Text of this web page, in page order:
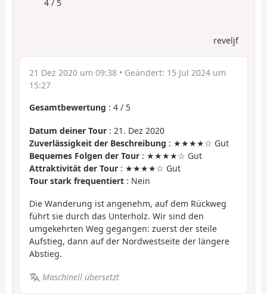
4 / 5
reveljf
21 Dez 2020 um 09:38 • Geändert: 15 Jul 2024 um
15:27
Gesamtbewertung : 4 / 5
Datum deiner Tour : 21. Dez 2020
Zuverlässigkeit der Beschreibung : ★★★★☆ Gut
Bequemes Folgen der Tour : ★★★★☆ Gut
Attraktivität der Tour : ★★★★☆ Gut
Tour stark frequentiert : Nein
Die Wanderung ist angenehm, auf dem Rückweg
führt sie durch das Unterholz. Wir sind den
umgekehrten Weg gegangen: zuerst der steile
Aufstieg, dann auf der Nordwestseite der längere
Abstieg.
Maschinell übersetzt